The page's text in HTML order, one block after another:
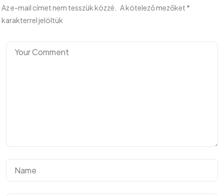
Az e-mail címet nem tesszük közzé. A kötelező mezőket *
karakterrel jelöltük